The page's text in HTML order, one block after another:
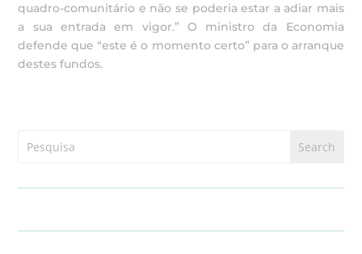
quadro-comunitário e não se poderia estar a adiar mais
a sua entrada em vigor.” O ministro da Economia
defende que “este é o momento certo” para o arranque
destes fundos.